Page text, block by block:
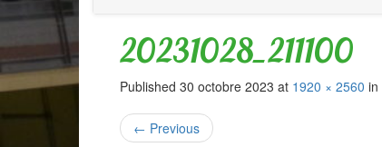
20231028_211100
Published 30 octobre 2023 at 1920 × 2560 in
← Previous